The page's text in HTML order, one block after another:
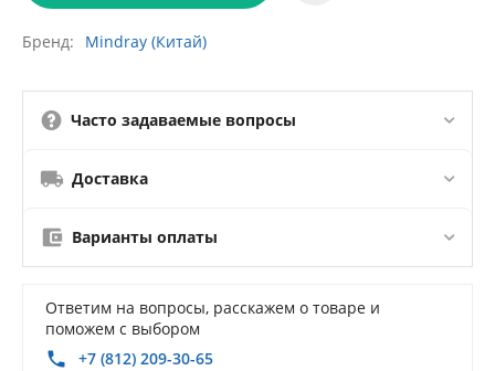
Бренд Mindray (Китай)
Часто задаваемые вопросы
Доставка
Варианты оплаты
Ответим на вопросы, расскажем о товаре и
поможем с выбором
+7 (812) 209-30-65